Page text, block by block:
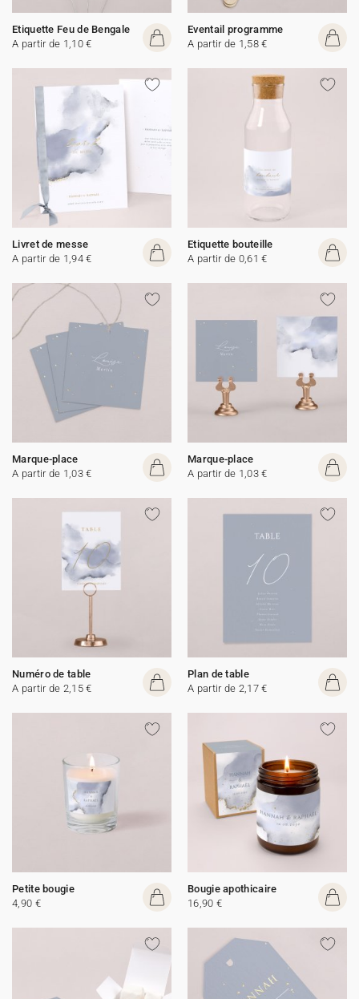
Etiquette Feu de Bengale
A partir de 1,10 €
Eventail programme
A partir de 1,58 €
Livret de messe
A partir de 1,94 €
Etiquette bouteille
A partir de 0,61 €
Marque-place
A partir de 1,03 €
Marque-place
A partir de 1,03 €
Numéro de table
A partir de 2,15 €
Plan de table
A partir de 2,17 €
Petite bougie
4,90 €
Bougie apothicaire
16,90 €